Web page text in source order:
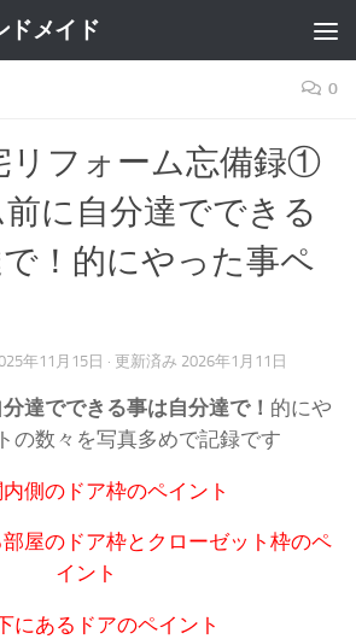
ドメイド
0
リフォーム忘備録①
に自分達でできる
！的にやった事ペ
年11月15日 · 更新済み 2026年1月11日
分達でできる事は自分達で！ 的にや
の数々を写真多めで記録です
側のドア枠のペイント
屋のドア枠とクローゼット枠のペ
イント
にあるドアのペイント